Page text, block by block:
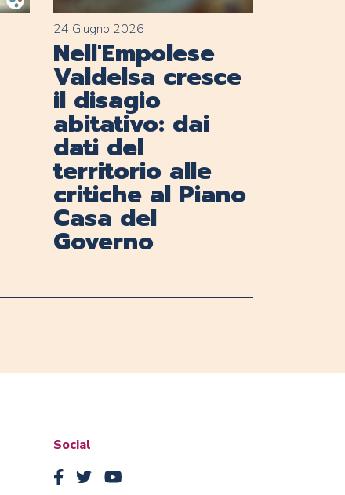
24 Giugno 2026
Nell'Empolese
Valdelsa cresce
il disagio
abitativo: dai
dati del
territorio alle
critiche al Piano
Casa del
Governo
Social